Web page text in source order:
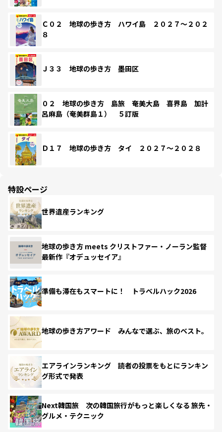
Ｃ０２ 地球の歩き方 ハワイ島 ２０２７～２０２
８
Ｊ３３ 地球の歩き方 墨田区
０２ 地球の歩き方 島旅 奄美大島 喜界島 加計
呂麻島（奄美群島１） ５訂版
Ｄ１７ 地球の歩き方 タイ ２０２７～２０２８
特設ページ
世界遺産ランキング
地球の歩き方 meets クリストファー・ノーラン監督
最新作『オデュッセイア』
準備も滞在もスマートに！ トラベルハック2026
地球の歩き方アワード みんなで選ぶ、旅のベスト。
エアラインランキング 読者の投票をもとにランキン
グ形式で発表
Next韓国旅 次の韓国旅行がもっと楽しくなる 旅先・
グルメ・テクニック